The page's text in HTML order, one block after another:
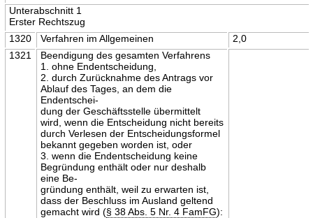
Unterabschnitt 1
Erster Rechtszug
1320
Verfahren im Allgemeinen
2,0
1321
Beendigung des gesamten Verfahrens
1. ohne Endentscheidung,
2. durch Zurücknahme des Antrags vor
Ablauf des Tages, an dem die
Endentschei-
dung der Geschäftsstelle übermittelt
wird, wenn die Entscheidung nicht bereits
durch Verlesen der Entscheidungsformel
bekannt gegeben worden ist, oder
3. wenn die Endentscheidung keine
Begründung enthält oder nur deshalb
eine Be-
gründung enthält, weil zu erwarten ist,
dass der Beschluss im Ausland geltend
gemacht wird (§ 38 Abs. 5 Nr. 4 FamFG):